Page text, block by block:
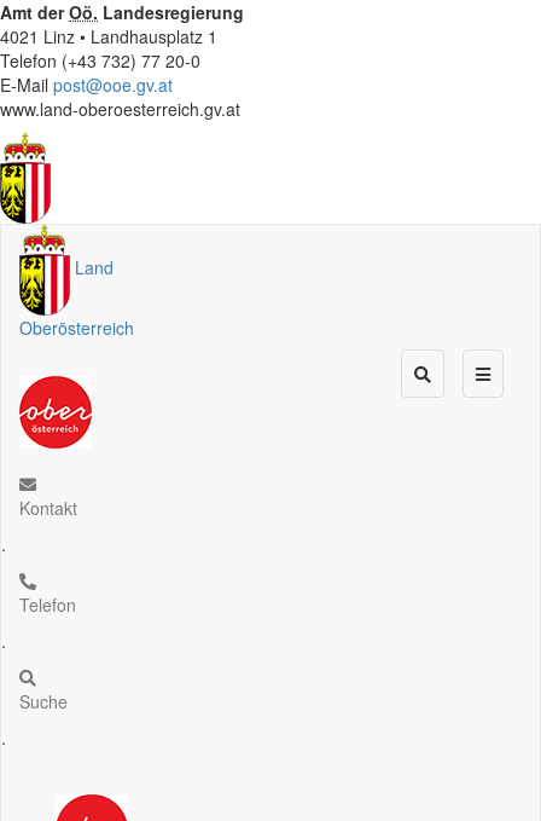
Amt derOö. Landesregierung
4021 Linz • Landhausplatz 1
Telefon (+43 732) 77 20-0
E-Mail post@ooe.gv.at
www.land-oberoesterreich.gv.at
Land
Oberösterreich
Kontakt
.
Telefon
.
Suche
.